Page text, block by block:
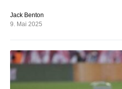
Jack Benton
9. Mai 2025